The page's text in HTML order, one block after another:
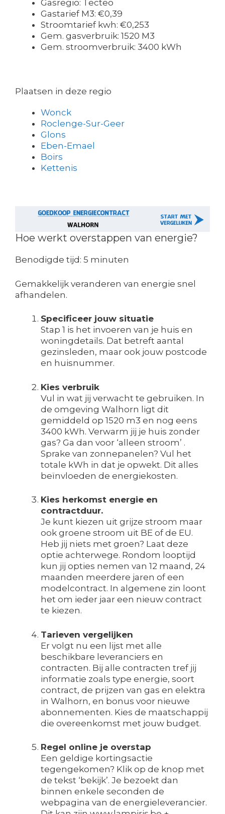
Gasregio: Tecteo
Gastarief M3: €0,39
Stroomtarief kwh: €0,253
Gem. gasverbruik: 1520 M3
Gem. stroomverbruik: 3400 kWh
Plaatsen in deze regio
Wonck
Roclenge-Sur-Geer
Glons
Eben-Emael
Boirs
Kettenis
Hoe werkt overstappen van energie?
Benodigde tijd: 5 minuten
Gemakkelijk veranderen van energie snel
afhandelen.
Specificeer jouw situatie
Stap 1 is het invoeren van je huis en
woningdetails. Dat betreft aantal
gezinsleden, maar ook jouw postcode
en huisnummer.
Kies verbruik
Vul in wat jij verwacht te gebruiken. In
de omgeving Walhorn ligt dit
gemiddeld op 1520 m3 en nog eens
3400 kWh. Verwarm jij je huis zonder
gas? Ga dan voor ‘alleen stroom’ .
Sprake van zonnepanelen? Vul het
totale kWh in dat je opwekt. Dit alles
beïnvloeden de energiekosten.
Kies herkomst energie en
contractduur.
Je kunt kiezen uit grijze stroom maar
ook groene stroom uit BE of de EU.
Heb jij niets met groen? Laat deze
optie achterwege. Rondom looptijd
kun jij opties nemen van 12 maand, 24
maanden meerdere jaren of een
modelcontract. In algemene zin loont
het om ieder jaar een nieuw contract
te kiezen.
Tarieven vergelijken
Er volgt nu een lijst met alle
beschikbare leveranciers en
contracten. Bij alle contracten tref jij
informatie zoals type energie, soort
contract, de prijzen van gas en elektra
in Walhorn, en bonus voor nieuwe
abonnementen. Kies de maatschappij
die overeenkomst met jouw budget.
Regel online je overstap
Een geldige kortingsactie
tegengekomen? Klik op de knop met
de tekst ‘bekijk’. Je bezoekt dan
binnen enkele seconden de
webpagina van de energieleverancier.